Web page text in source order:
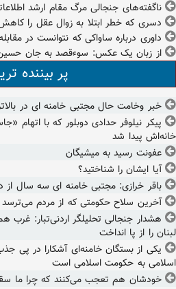
ناگفته‌های جنجالی مرگ مقام ارشد
دسری که خطر ابتلا به زوال عقل را
داوری درباره ساواکی که نتوانست در مقابله با
از زبان یک عکس: سوءقصد به جان
پر بیننده
خبر وخامت حال مجتبی خامنه ای در
پیکر نیلوفر حدادی دوبلور که با اتهام
خانه‌اش پیدا شد
عفونت رسید به میشیگان
آیا ایشان را شناختید؟
باقر خرازی: مجتبی خامنه ای سه سال از
آخرین سلاح حکومتی که از مردم می‌ترسد
هشدار جنجالی تحلیلگر اردنی‌تبار: غرب
لبنان را از پا انداخت
یکی از بستگان خامنه‌ای آشکارا در پی
اسلامی به حکومت اسلامی است
خودشان هم تعجب می‌کنند که چرا ما